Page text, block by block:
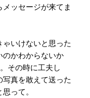
ッセージが来てま
いけないと思った
のかわからないか
その時に工夫し
真を敢えて送った
って。